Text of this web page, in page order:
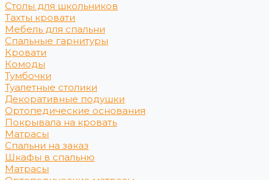
Столы для школьников
Тахты кровати
Мебель для спальни
Спальные гарнитуры
Кровати
Комоды
Тумбочки
Туалетные столики
Декоративные подушки
Ортопедические основания
Покрывала на кровать
Матрасы
Спальни на заказ
Шкафы в спальню
Матрасы